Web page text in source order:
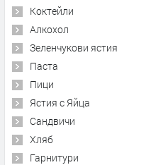
Коктейли
Алкохол
Зеленчукови ястия
Паста
Пици
Ястия с Яйца
Сандвичи
Хляб
Гарнитури